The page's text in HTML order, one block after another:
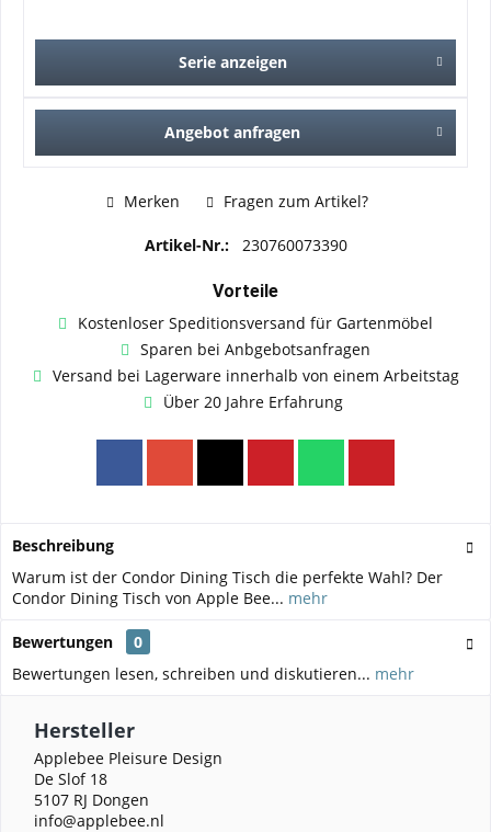
Serie anzeigen
Angebot anfragen
Merken Fragen zum Artikel?
Artikel-Nr.: 230760073390
Vorteile
Kostenloser Speditionsversand für Gartenmöbel
Sparen bei Anbgebotsanfragen
Versand bei Lagerware innerhalb von einem Arbeitstag
Über 20 Jahre Erfahrung
Beschreibung
Warum ist der Condor Dining Tisch die perfekte Wahl? Der
Condor Dining Tisch von Apple Bee... mehr
Bewertungen
0
Bewertungen lesen, schreiben und diskutieren... mehr
Hersteller
Applebee Pleisure Design
De Slof 18
5107 RJ Dongen
info@applebee.nl